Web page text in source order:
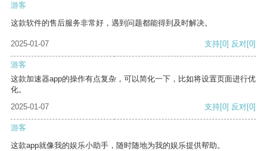
游客
这款软件的售后服务非常好，遇到问题都能得到及时解决。
2025-01-07 支持[0] 反对[0]
游客
这款加速器app的操作有点复杂，可以简化一下，比如将设置页面进行优
化。
2025-01-07
支持[0] 反对[0]
游客
这款app就像我的娱乐小助手，随时随地为我的娱乐提供帮助。